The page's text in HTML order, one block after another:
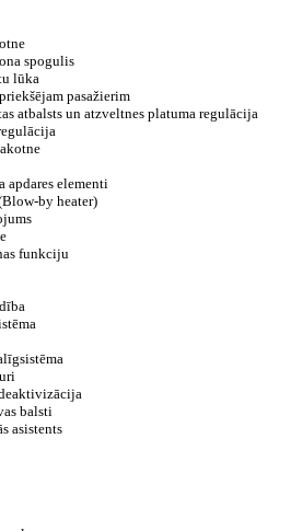
spogulis
lūka
pasažierim
atbalsts un atzveltnes platuma regulācija
apdares elementi
by heater)
funkciju
balsti
asistents